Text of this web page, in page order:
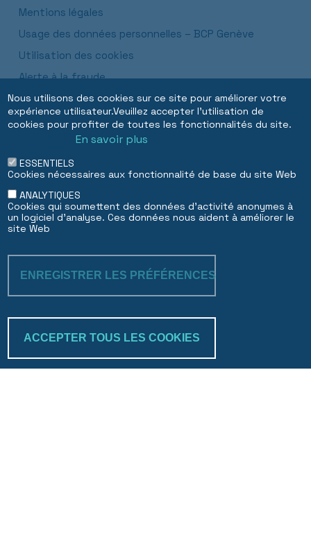
Mentions légales
Usage des données personnelles – BCP Genève
Utilisation des cookies
Alerte à la fraude
Informations réglementaires
Informations succursale luxembourgeoise
Dubai DIFC succursale
Nous utilisons des cookies sur ce site pour améliorer votre
expérience utilisateur.Veuillez accepter l'utilisation de
cookies pour profiter de toutes les fonctionnalités du site.
En savoir plus
ESSENTIELS
Cookies nécessaires aux fonctionnalité de base du site Web
ANALYTIQUES
Cookies qui soumettent des données d'activité anonymes à
un logiciel d'analyse. Ces données nous aident à améliorer le
site Web
ENREGISTRER LES PRÉFÉRENCES
ACCEPTER TOUS LES COOKIES